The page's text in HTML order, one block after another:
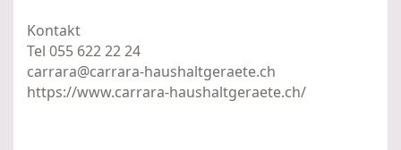
Kontakt
Tel 055 622 22 24
carrara@carrara-haushaltgeraete.ch
https://www.carrara-haushaltgeraete.ch/